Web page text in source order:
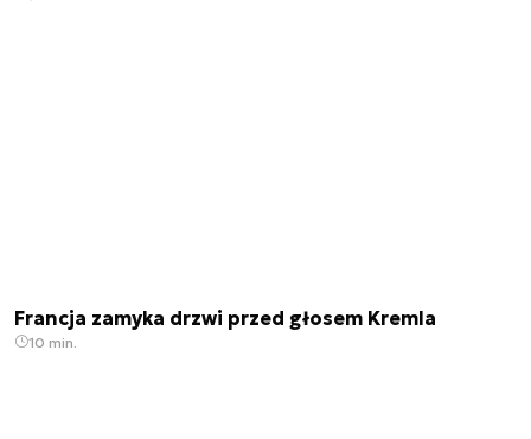
Francja zamyka drzwi przed głosem Kremla
10 min.